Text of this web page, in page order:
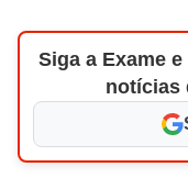
Siga a Exame
notícias